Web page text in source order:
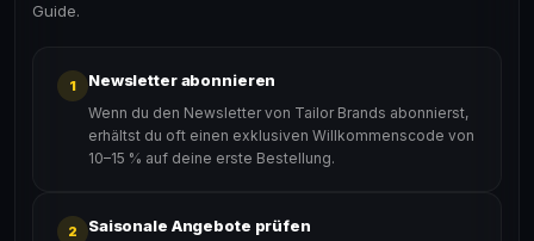
Guide.
1 Newsletter abonnieren
Wenn du den Newsletter von Tailor Brands abonnierst,
erhältst du oft einen exklusiven Willkommenscode von
10–15 % auf deine erste Bestellung.
2 Saisonale Angebote prüfen